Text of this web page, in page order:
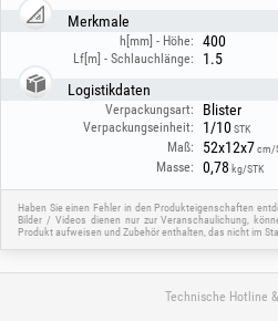
Merkmale
h[mm] - Höhe: 400
Lf[m] - Schlauchlänge:
1.5
Logistikdaten
Verpackungsart: Blister
Verpackungseinheit: 1/10STK
Maß: 52x12x7cm/
Masse: 0,78 kg/STK
Haben Sie einen Fehler in den Produkteigenschaften
Bilder / Videos dienen nur zur Veranschaulichung,
Produkt aufweisen und Zubehör enthalten, das nicht im
Technische Hotline